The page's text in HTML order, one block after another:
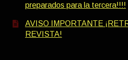
preparados para la tercera!!!!
AVISO IMPORTANTE
REVISTA!